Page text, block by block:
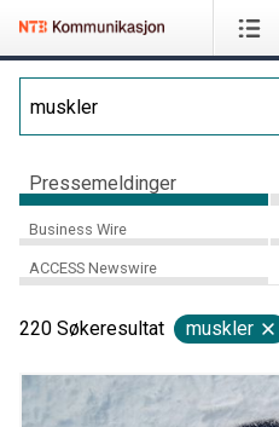
Pressemeldinger
Business Wire
ACCESS Newswire
220 Søkeresultat muskler